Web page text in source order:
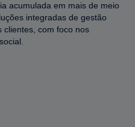
acumulada em mais de meio
integradas de gestão
clientes, com foco nos